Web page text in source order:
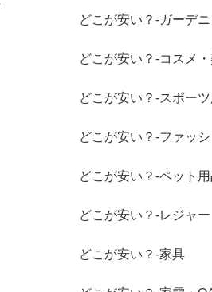
どこが安い？-ガーデ
どこが安い？-コスメ
どこが安い？-スポー
どこが安い？-ファッ
どこが安い？-ペット
どこが安い？-レジャ
どこが安い？-家具